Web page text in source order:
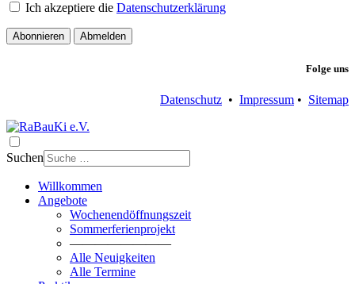
Ich akzeptiere die Datenschutzerklärung
Abonnieren Abmelden
Folge uns
Datenschutz • Impressum • Sitemap
Suchen
Willkommen
Angebote
Wochenendöffnungszeit
Sommerferienprojekt
————————
Alle Neuigkeiten
Alle Termine